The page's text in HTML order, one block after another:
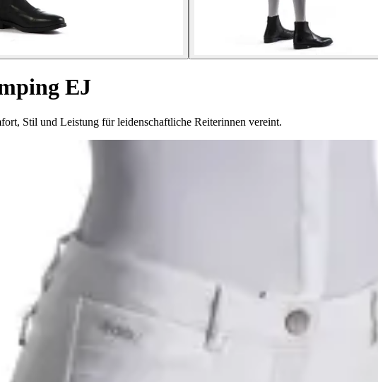
EJ
Stil und Leistung für leidenschaftliche Reiterinnen vereint.